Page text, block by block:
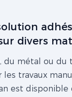
divers
du métal ou du
travaux
est